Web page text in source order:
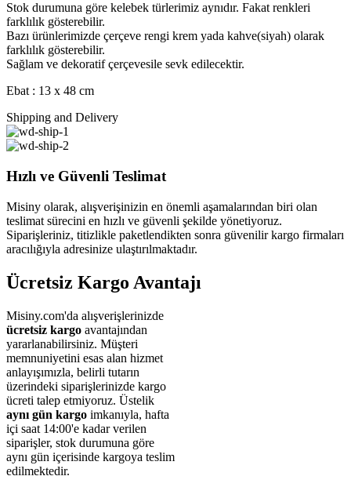
Stok durumuna göre kelebek türlerimiz aynıdır. Fakat renkleri
farklılık gösterebilir.
Bazı ürünlerimizde çerçeve rengi krem yada kahve(siyah) olarak
farklılık gösterebilir.
Sağlam ve dekoratif çerçevesile sevk edilecektir.
Ebat : 13 x 48 cm
Shipping and Delivery
Hızlı ve Güvenli Teslimat
Misiny olarak, alışverişinizin en önemli aşamalarından biri olan
teslimat sürecini en hızlı ve güvenli şekilde yönetiyoruz.
Siparişleriniz, titizlikle paketlendikten sonra güvenilir kargo firmaları
aracılığıyla adresinize ulaştırılmaktadır.
Ücretsiz Kargo Avantajı
Misiny.com'da alışverişlerinizde
ücretsiz kargo avantajından
yararlanabilirsiniz. Müşteri
memnuniyetini esas alan hizmet
anlayışımızla, belirli tutarın
üzerindeki siparişlerinizde kargo
ücreti talep etmiyoruz. Üstelik
aynı gün kargo imkanıyla, hafta
içi saat 14:00'e kadar verilen
siparişler, stok durumuna göre
aynı gün içerisinde kargoya teslim
edilmektedir.